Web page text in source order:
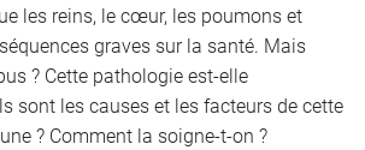
les reins, le cœur, les poumons et
graves sur la santé. Mais
? Cette pathologie est-elle
sont les causes et les facteurs de cette
? Comment la soigne-t-on ?